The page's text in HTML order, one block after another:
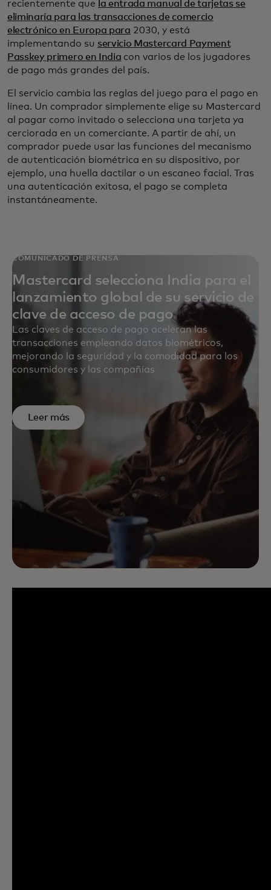
recientemente que
la entrada manual de tarjetas se
eliminaría para las transacciones de comercio
electrónico en Europa para 2030, y está
implementando su servicio Mastercard Payment
Passkey primero en India con varios de los jugadores
de pago más grandes del país.
El servicio cambia las reglas del juego para el pago en
línea. Un comprador simplemente elige su Mastercard
al pagar como invitado o selecciona una tarjeta ya
cerciorada en un comerciante. A partir de ahí, un
comprador puede usar las funciones del mecanismo
de autenticación biométrica en su dispositivo, por
ejemplo, una huella dactilar o un escaneo facial. Tras
una autenticación exitosa, el pago se completa
instantáneamente.
COMUNICADO DE PRENSA
Mastercard selecciona India para el
lanzamiento global de su servicio de
clave de acceso de pago
Las claves de acceso de pago aceleran las
transacciones empleando datos biométricos,
mejorando la seguridad y la comodidad para los
consumidores y las compañías
Leer más